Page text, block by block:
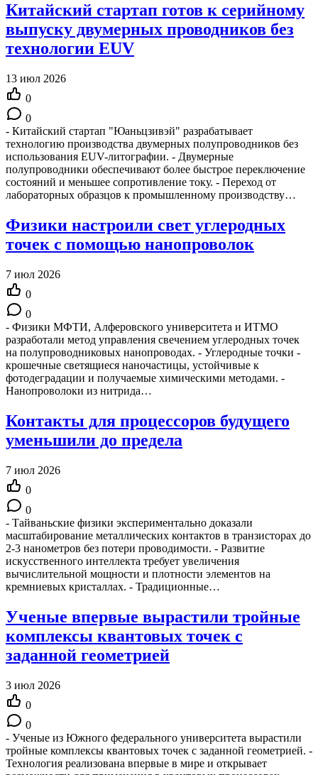
Китайский стартап готов к серийному
выпуску двумерных проводников без
технологии EUV
13 июл 2026
0
0
- Китайский стартап "Юаньцзивэй" разрабатывает
технологию производства двумерных полупроводников без
использования EUV-литографии. - Двумерные
полупроводники обеспечивают более быстрое переключение
состояний и меньшее сопротивление току. - Переход от
лабораторных образцов к промышленному производству…
Физики настроили свет углеродных
точек с помощью нанопроволок
7 июл 2026
0
0
- Физики МФТИ, Алферовского университета и ИТМО
разработали метод управления свечением углеродных точек
на полупроводниковых нанопроводах. - Углеродные точки -
крошечные светящиеся наночастицы, устойчивые к
фотодеградации и получаемые химическими методами. -
Нанопроволоки из нитрида…
Контакты для процессоров будущего
уменьшили до предела
7 июл 2026
0
0
- Тайваньские физики экспериментально доказали
масштабирование металлических контактов в транзисторах до
2-3 нанометров без потери проводимости. - Развитие
искусственного интеллекта требует увеличения
вычислительной мощности и плотности элементов на
кремниевых кристаллах. - Традиционные…
Ученые впервые вырастили тройные
комплексы квантовых точек с
заданной геометрией
3 июл 2026
0
0
- Ученые из Южного федерального университета вырастили
тройные комплексы квантовых точек с заданной геометрией. -
Технология реализована впервые в мире и открывает